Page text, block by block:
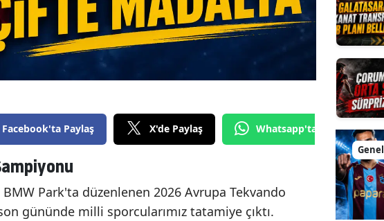
Facebook'ta Paylaş X'de Paylaş Whatsapp'tan Gönder
Park'ta düzenlenen 2026 Avrupa Tekvando
gününde milli sporcularımız tatamiye çıktı.
Genel